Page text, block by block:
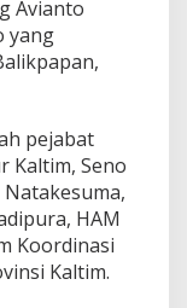
Avianto
yang
pejabat
Kaltim, Seno
HAM
Koordinasi
Kaltim.